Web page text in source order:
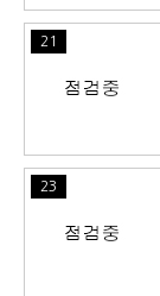
21
23